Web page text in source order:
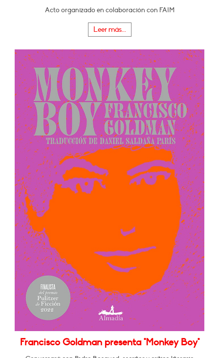
Acto organizado en colaboración con FAIM
Leer más...
Francisco Goldman presenta "Monkey Boy"